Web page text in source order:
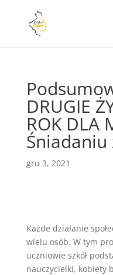
DRUGIE
ROK DLA
Śniadaniu
gru 3, 2021
Każde działanie
wielu osób. W tym
uczniowie szkół
nauczycielki, kobiety